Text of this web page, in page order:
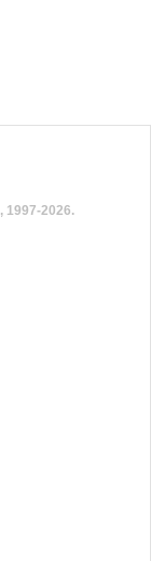
, 1997-2026.